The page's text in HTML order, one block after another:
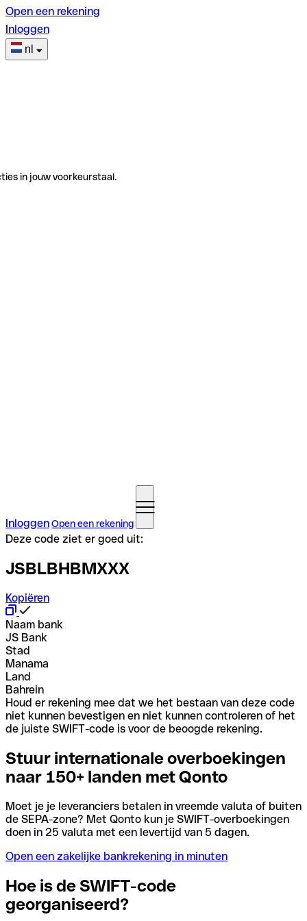
Open een rekening
Inloggen
nl
in jouw voorkeurstaal.
InloggenOpen een rekening
Deze code ziet er goed uit:
JSBLBHBMXXX
Kopiëren
Naam bank
JS Bank
Stad
Manama
Land
Bahrein
Houd er rekening mee dat we het bestaan van deze code
niet kunnen bevestigen en niet kunnen controleren of het
de juiste SWIFT-code is voor de beoogde rekening.
Stuur internationale overboekingen
naar 150+ landen met Qonto
Moet je je leveranciers betalen in vreemde valuta of buiten
de SEPA-zone? Met Qonto kun je SWIFT-overboekingen
doen in 25 valuta met een levertijd van 5 dagen.
Open een zakelijke bankrekening in minuten
Hoe is de SWIFT-code
georganiseerd?